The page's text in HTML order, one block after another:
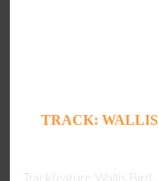
TRACK: WALLIS